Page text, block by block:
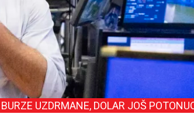
BURZE UZDRMANE, DOLAR JOŠ